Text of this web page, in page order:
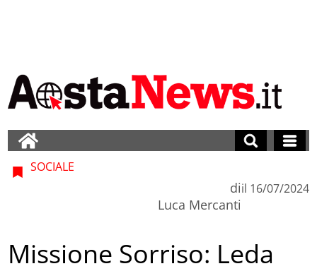
SOCIALE
di
Luca Mercanti
il 16/07/2024
Missione Sorriso: Leda